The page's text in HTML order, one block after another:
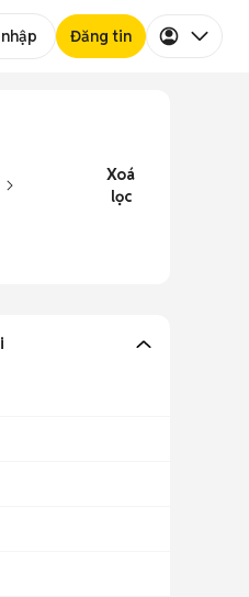
Đăng tin
Xoá
lọc